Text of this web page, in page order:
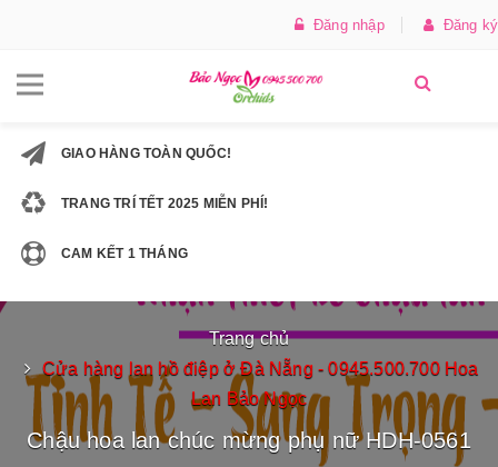
Đăng nhập Đăng ký
GIAO HÀNG TOÀN QUỐC!
TRANG TRÍ TẾT 2025 MIỄN PHÍ!
CAM KẾT 1 THÁNG
Trang chủ
Cửa hàng lan hồ điệp ở Đà Nẵng - 0945.500.700 Hoa
Lan Bảo Ngọc
Chậu hoa lan chúc mừng phụ nữ HDH-0561